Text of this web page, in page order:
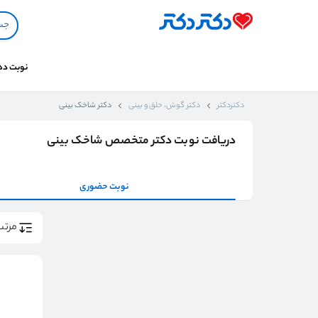
نوبت
دکتردکتر دکتر گوش، حلق و بینی دکتر شاخک بینی
دریافت نوبت دکتر متخصص شاخک بینی
نوبت حضوری